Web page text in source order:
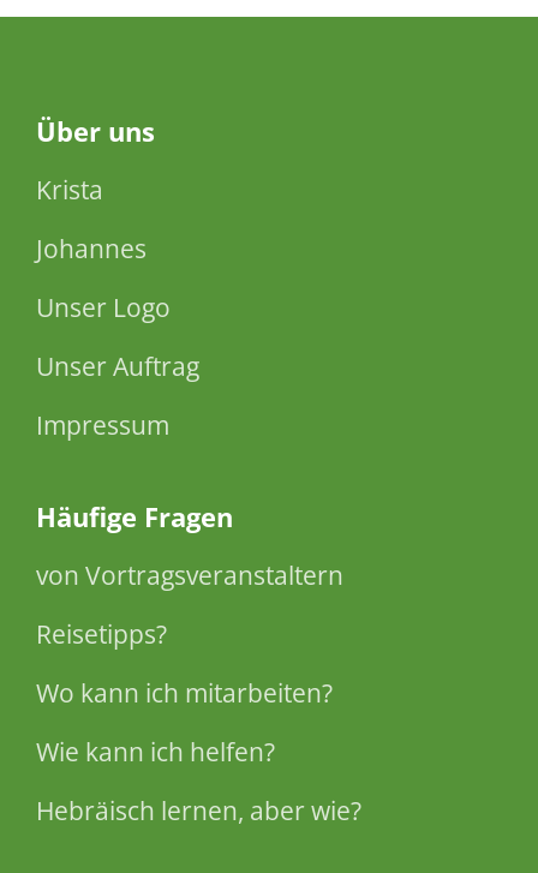
Über uns
Krista
Johannes
Unser Logo
Unser Auftrag
Impressum
Häufige Fragen
von Vortragsveranstaltern
Reisetipps?
Wo kann ich mitarbeiten?
Wie kann ich helfen?
Hebräisch lernen, aber wie?